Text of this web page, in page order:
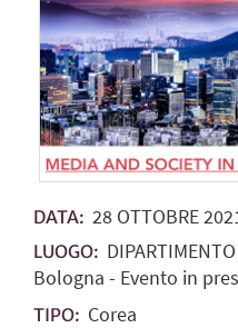
DATA: 28OTTOBRE
LUOGO:
Bologna - Evento in
TIPO: Corea